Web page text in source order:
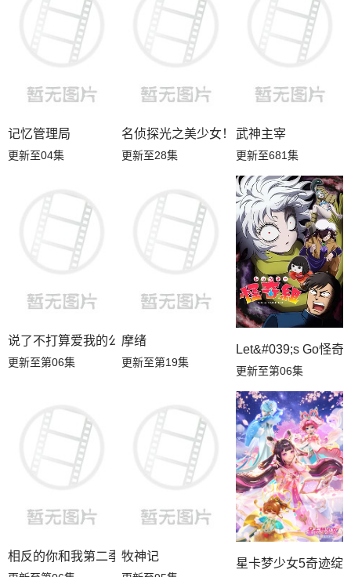
记忆管理局
更新至04集
名侦探光之美少女！
更新至28集
武神主宰
更新至681集
说了不打算爱我的公爵继承人，不知为何对我宠爱有加
更新至第06集
摩绪
更新至第19集
Let&#039;s Go怪奇
更新至第06集
相反的你和我第二季
星卡梦少女5奇迹绽